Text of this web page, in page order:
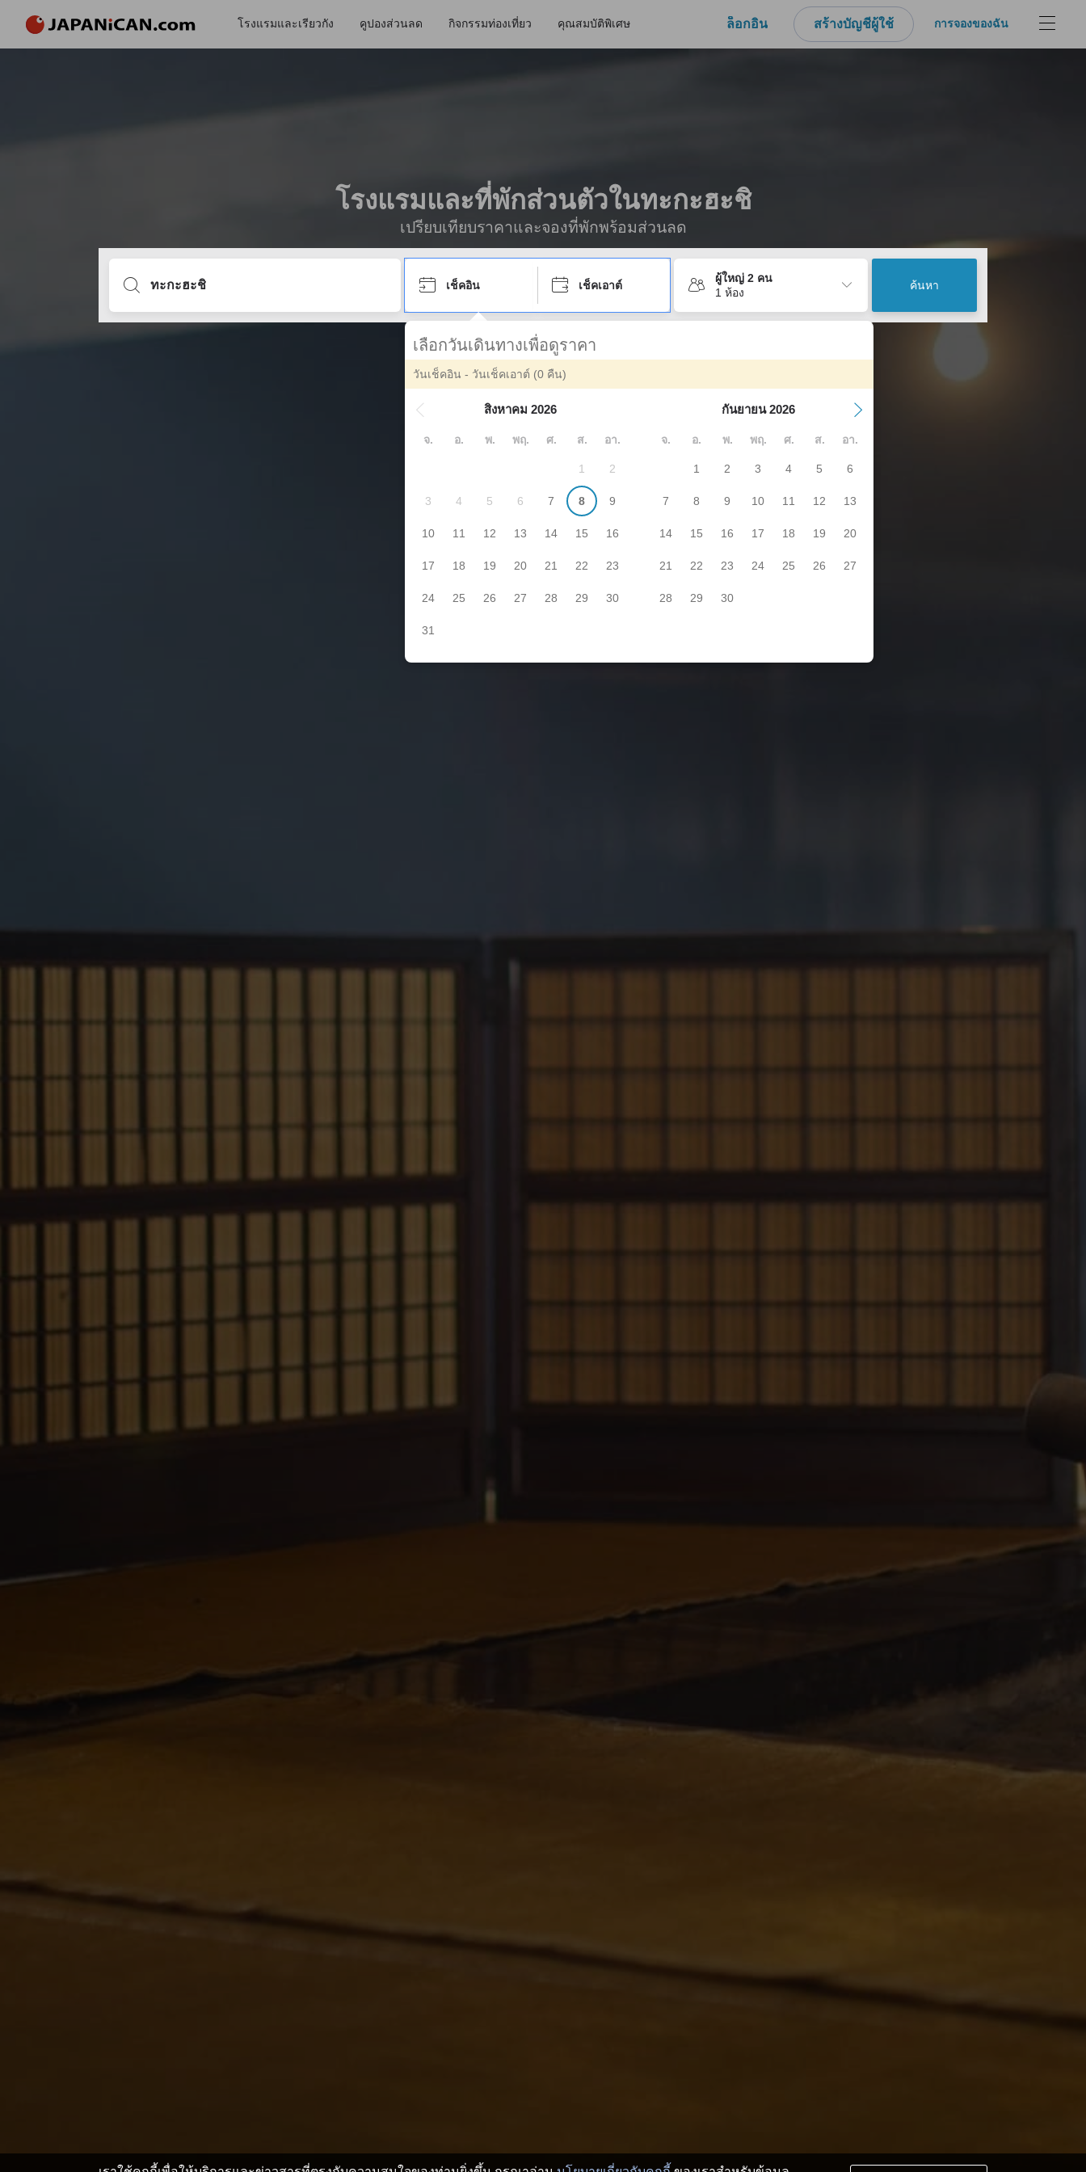
โรงแรมและเรียวกัง คูปองส่วนลด กิจกรรมท่องเที่ยว คุณสมบัติพิเศษ ล็อกอิน สร้างบัญชีผู้ใช้ การจองของฉัน
โรงแรมและที่พักส่วนตัวในทะกะฮะชิ
เปรียบเทียบราคาและจองที่พักพร้อมส่วนลด
เช็คอิน เช็คเอาต์
ผู้ใหญ่ 2 คน
1 ห้อง
ค้นหา
เลือกวันเดินทางเพื่อดูราคา
วันเช็คอิน - วันเช็คเอาต์ (0 คืน)
สิงหาคม 2026
จ. อ. พ. พฤ. ศ. ส. อา.
1 2
3 4 5 6 7 8 9
10 11 12 13 14 15 16
17 18 19 20 21 22 23
24 25 26 27 28 29 30
31
กันยายน 2026
จ. อ. พ. พฤ. ศ. ส. อา.
1 2 3 4 5 6
7 8 9 10 11 12 13
14 15 16 17 18 19 20
21 22 23 24 25 26 27
28 29 30